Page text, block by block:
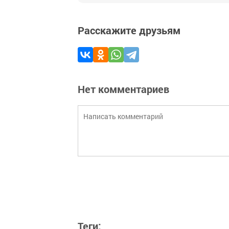
Расскажите друзьям
Нет комментариев
Теги: